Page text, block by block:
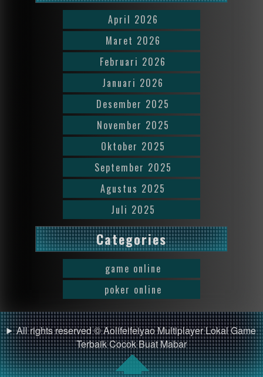
April 2026
Maret 2026
Februari 2026
Januari 2026
Desember 2025
November 2025
Oktober 2025
September 2025
Agustus 2025
Juli 2025
Categories
game online
poker online
All rights reserved © Aolifeifeiyao Multiplayer Lokal Game
Terbaik Cocok Buat Mabar